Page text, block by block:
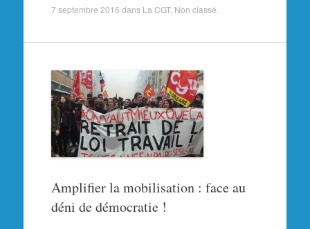
7 septembre 2016 dans La CGT, Non classé
Amplifier la mobilisation : face au
déni de démocratie !